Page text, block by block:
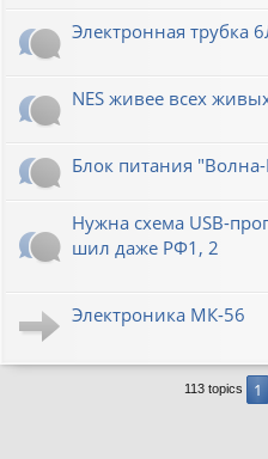
Электронная трубка
NES живее всех
Блок питания
Нужна схема USB-
шил даже РФ1, 2
Электроника МК-56
113 topics 1